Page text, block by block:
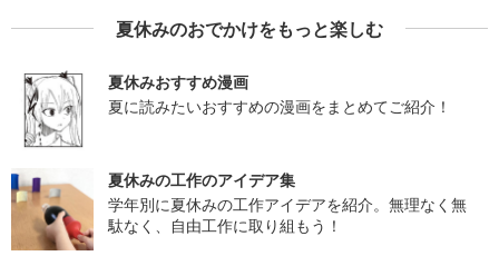
夏休みのおでかけをもっと楽しむ
夏休みおすすめ漫画
夏に読みたいおすすめの漫画をまとめてご紹介！
夏休みの工作のアイデア集
学年別に夏休みの工作アイデアを紹介。無理なく無
駄なく、自由工作に取り組もう！